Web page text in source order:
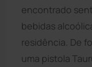
encontrado
bebidas
residência. De
uma pistola